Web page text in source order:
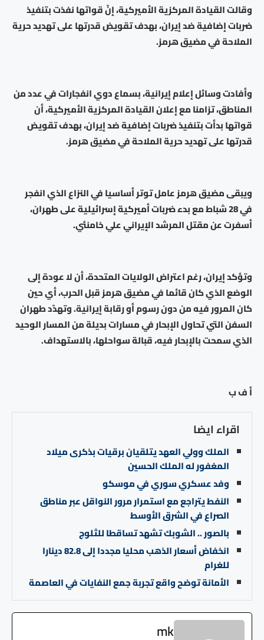
وقالت القيادة المركزية الأميركية، إنّ قواتها نفذت بتنفيذ
ضربات إضافية ضد إيران، بهدف تقويض قدرتها على تهديد حرية
الملاحة في مضيق هرمز.
وأفادت وسائل إعلام إيرانية، بسماع دوي انفجارات في عدد من
المناطق، تزامنا مع إعلان القيادة المركزية الأميركية، أن
قواتها بدأت بتنفيذ ضربات إضافية ضد إيران، بهدف تقويض
قدرتها على تهديد حرية الملاحة في مضيق هرمز.
ويبقى مضيق هرمز عامل توتر أساسيا في النزاع الذي انفجر
في 28 شباط مع بدء ضربات أميركية إسرائيلية على طهران،
أسفرت عن مقتل المرشد الإيراني علي خامنئي.
وتؤكد إيران، رغم اعتراض الولايات المتحدة، أن لا عودة إلى
الوضع الذي كان قائما في مضيق هرمز قبل الحرب، أي حين
كان المرور فيه من دون رسوم أو رقابة إيرانية. وتهدّد طهران
السفن التي تحاول الإبحار في مسارات بديلة من المسار الوحيد
الذي سمحت بالإبحار فيه، قبالة سواحلها، بالاستهداف.
أ ف ب
اقراء ايضا
الملك وولي العهد يتلقيان برقيات بذكرى ميلاد
المغفور له الملك الحسين
وفد عسكري سوري في موسكو
النفط يتراجع مع استمرار مرور النواقل عبر مناطق
الصراع في الشرق الأوسط
بالصور .. الشوبك تشهد تساقطا للثلوج
انخفاض أسعار الذهب محليا مجددا إلى 82.8 دينارا
للغرام
الأمانة توضح واقع تجربة جمع النفايات في العاصمة
mk